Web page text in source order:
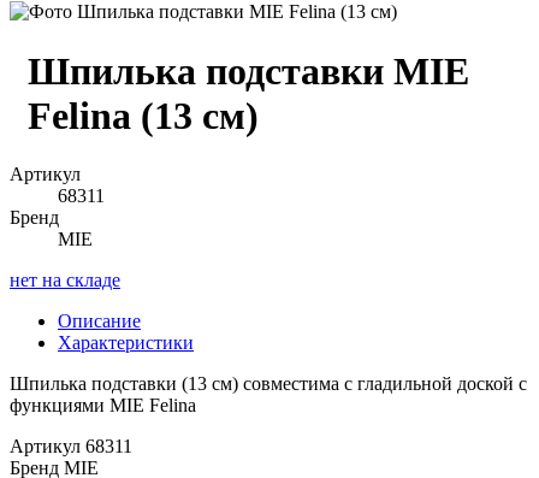
Шпилька подставки MIE
Felina (13 см)
Артикул
68311
Бренд
MIE
нет на складе
Описание
Характеристики
Шпилька подставки (13 см) совместима с гладильной доской с
функциями MIE Felina
Артикул 68311
Бренд MIE